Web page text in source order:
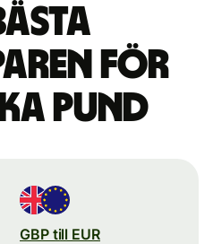
för
pund
GBP till EUR